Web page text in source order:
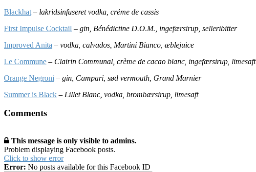
Blackhat – lakridsinfuseret vodka, créme de cassis
First Impulse Cocktail – gin, Bénédictine D.O.M., ingefærsirup, selleribitter
Improved Anita – vodka, calvados, Martini Bianco, æblejuice
Le Commune – Clairin Communal, crème de cacao blanc, ingefærsirup, limesaft
Orange Negroni – gin, Campari, sød vermouth, Grand Marnier
Summer is Black – Lillet Blanc, vodka, brombærsirup, limesaft
Comments
2019-
02-
18
This message is only visible to admins.
Problem displaying Facebook posts.
Click to show error
Error: No posts available for this Facebook ID